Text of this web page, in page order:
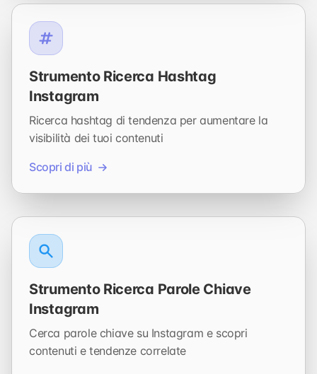
Strumento Ricerca Hashtag
Instagram
Ricerca hashtag di tendenza per aumentare la
visibilità dei tuoi contenuti
Scopri di più
Strumento Ricerca Parole Chiave
Instagram
Cerca parole chiave su Instagram e scopri
contenuti e tendenze correlate